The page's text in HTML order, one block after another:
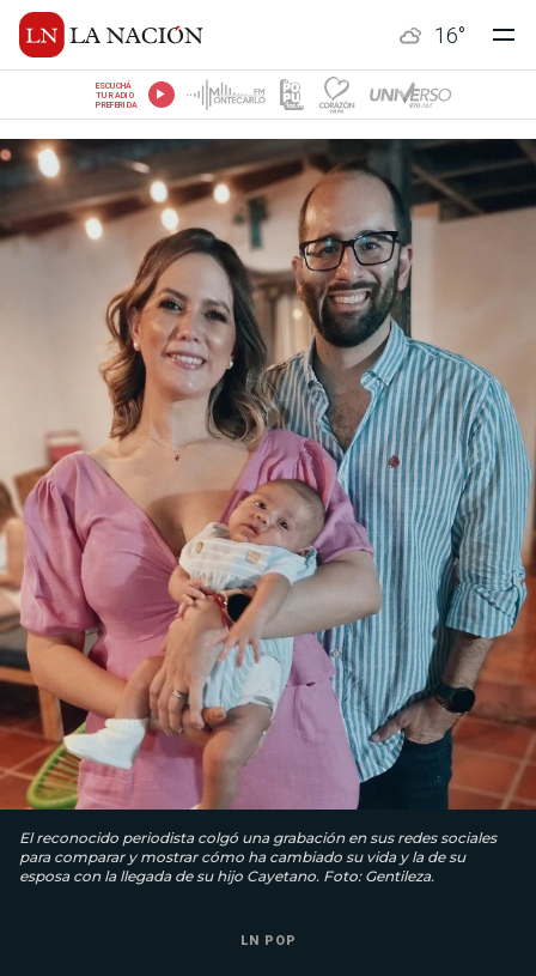
16°
ESCUCHÁ
TU RADIO
PREFERIDA
El reconocido periodista colgó una grabación en sus redes sociales
para comparar y mostrar cómo ha cambiado su vida y la de su
esposa con la llegada de su hijo Cayetano. Foto: Gentileza.
LN POP